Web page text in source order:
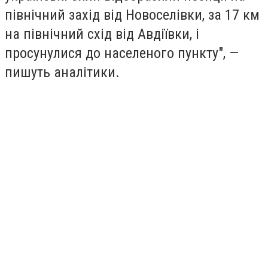
північний захід від Новоселівки, за 17 км
на північний схід від Авдіївки, і
просунулися до населеного пункту", —
пишуть аналітики.